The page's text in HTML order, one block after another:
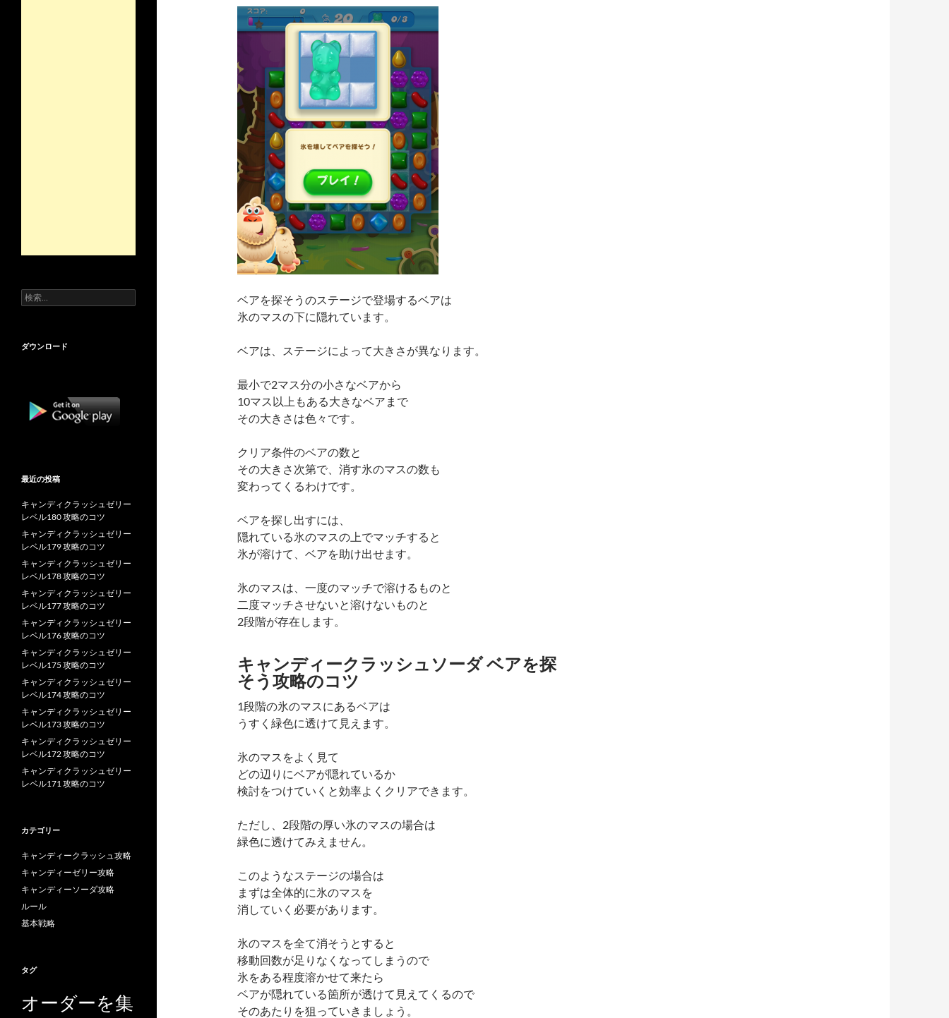
ベアを探そうのステージで登場するベアは
氷のマスの下に隠れています。
ベアは、ステージによって大きさが異なります。
最小で2マス分の小さなベアから
10マス以上もある大きなベアまで
その大きさは色々です。
クリア条件のベアの数と
その大きさ次第で、消す氷のマスの数も
変わってくるわけです。
ベアを探し出すには、
隠れている氷のマスの上でマッチすると
氷が溶けて、ベアを助け出せます。
氷のマスは、一度のマッチで溶けるものと
二度マッチさせないと溶けないものと
2段階が存在します。
キャンディークラッシュソーダ ベアを探
そう攻略のコツ
1段階の氷のマスにあるベアは
うすく緑色に透けて見えます。
氷のマスをよく見て
どの辺りにベアが隠れているか
検討をつけていくと効率よくクリアできます。
ただし、2段階の厚い氷のマスの場合は
緑色に透けてみえません。
このようなステージの場合は
まずは全体的に氷のマスを
消していく必要があります。
氷のマスを全て消そうとすると
移動回数が足りなくなってしまうので
氷をある程度溶かせて来たら
ベアが隠れている箇所が透けて見えてくるので
そのあたりを狙っていきましょう。
検
索:
ダウンロード
最近の投稿
キャンディクラッシュゼリー
レベル180 攻略のコツ
キャンディクラッシュゼリー
レベル179 攻略のコツ
キャンディクラッシュゼリー
レベル178 攻略のコツ
キャンディクラッシュゼリー
レベル177 攻略のコツ
キャンディクラッシュゼリー
レベル176 攻略のコツ
キャンディクラッシュゼリー
レベル175 攻略のコツ
キャンディクラッシュゼリー
レベル174 攻略のコツ
キャンディクラッシュゼリー
レベル173 攻略のコツ
キャンディクラッシュゼリー
レベル172 攻略のコツ
キャンディクラッシュゼリー
レベル171 攻略のコツ
カテゴリー
キャンディークラッシュ攻略
キャンディーゼリー攻略
キャンディーソーダ攻略
ルール
基本戦略
タグ
オーダーを集